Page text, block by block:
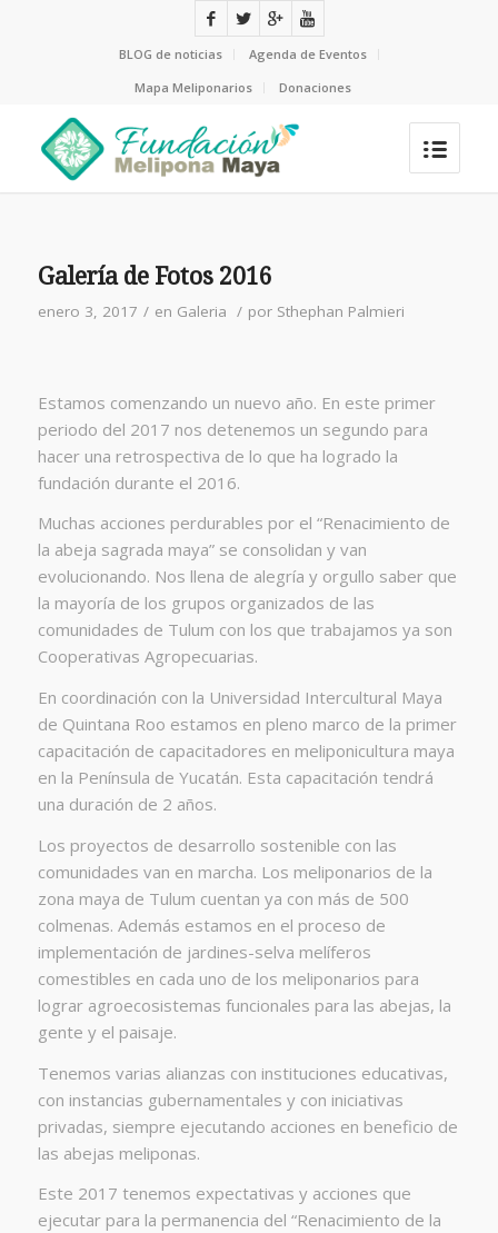
BLOG de noticias
Agenda de Eventos
Mapa Meliponarios
Donaciones
Galería de Fotos 2016
enero 3, 2017 / en Galeria / por Sthephan Palmieri
Estamos comenzando un nuevo año. En este primer
periodo del 2017 nos detenemos un segundo para
hacer una retrospectiva de lo que ha logrado la
fundación durante el 2016.
Muchas acciones perdurables por el “Renacimiento de
la abeja sagrada maya” se consolidan y van
evolucionando. Nos llena de alegría y orgullo saber que
la mayoría de los grupos organizados de las
comunidades de Tulum con los que trabajamos ya son
Cooperativas Agropecuarias.
En coordinación con la Universidad Intercultural Maya
de Quintana Roo estamos en pleno marco de la primer
capacitación de capacitadores en meliponicultura maya
en la Península de Yucatán. Esta capacitación tendrá
una duración de 2 años.
Los proyectos de desarrollo sostenible con las
comunidades van en marcha. Los meliponarios de la
zona maya de Tulum cuentan ya con más de 500
colmenas. Además estamos en el proceso de
implementación de jardines-selva melíferos
comestibles en cada uno de los meliponarios para
lograr agroecosistemas funcionales para las abejas, la
gente y el paisaje.
Tenemos varias alianzas con instituciones educativas,
con instancias gubernamentales y con iniciativas
privadas, siempre ejecutando acciones en beneficio de
las abejas meliponas.
Este 2017 tenemos expectativas y acciones que
ejecutar para la permanencia del “Renacimiento de la